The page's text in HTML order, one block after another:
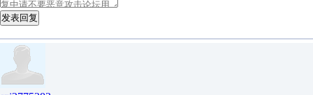
发表回复